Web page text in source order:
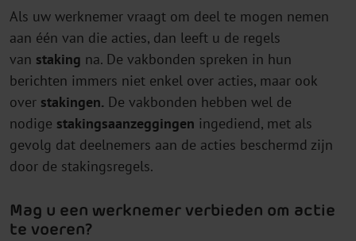
Als uw werknemer vraagt om deel te mogen nemen
aan één van die acties, dan leeft u de regels
van staking na. De vakbonden spreken in hun
berichten immers niet enkel over acties, maar ook
over stakingen. De vakbonden hebben wel de
nodige stakingsaanzeggingen ingediend, met als
gevolg dat deelnemers aan de acties beschermd zijn
door de stakingsregels.
Mag u een werknemer verbieden om actie
te voeren?